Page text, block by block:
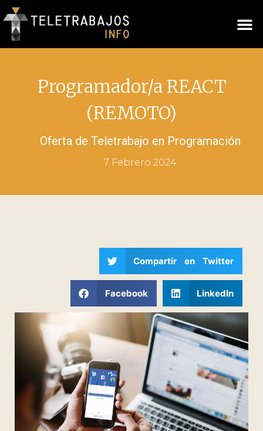
Programador/a REACT
(REMOTO)
Oferta de Teletrabajo en Programación
7 Febrero 2024
Compartir en Twitter
Facebook LinkedIn